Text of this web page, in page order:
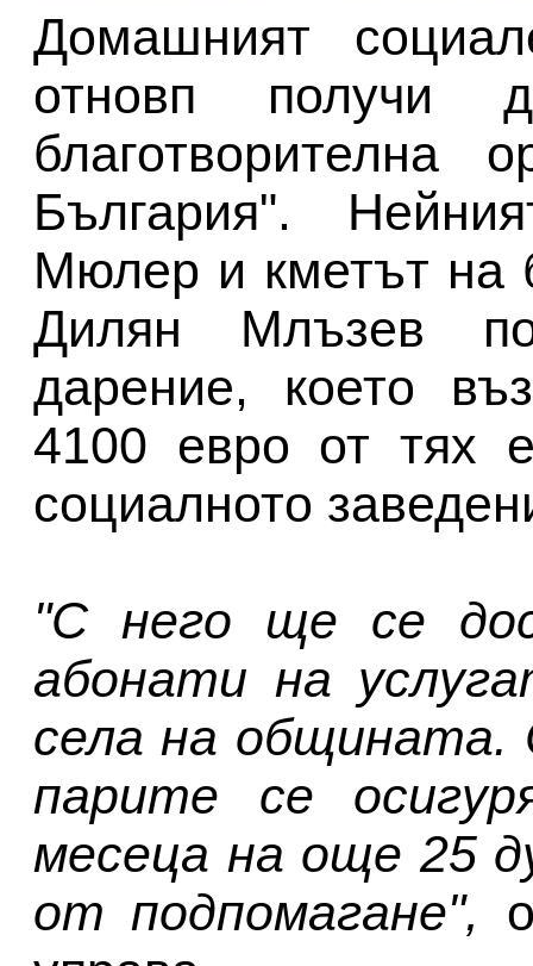
Домашният
отновп получи
благотворителна
България".
Мюлер и кметът на
Дилян Млъзев
дарение, което
4100 евро от тях
социалното
"С него ще се
абонати на
села на
парите се
месеца на още 25
от подпомагане",